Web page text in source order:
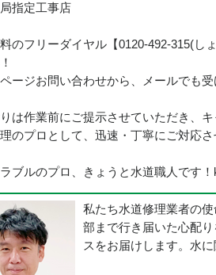
指定工事店
のフリーダイヤル【0120-492-315(し
ージお問い合わせから、メールでも受
は作業前にご提示させていただき、
のプロとして、迅速・丁寧にご対応さ
ブルのプロ、きょうと水道職人です！
私たち水道修理業者の
部まで行き届いた心配
スをお届けします。水